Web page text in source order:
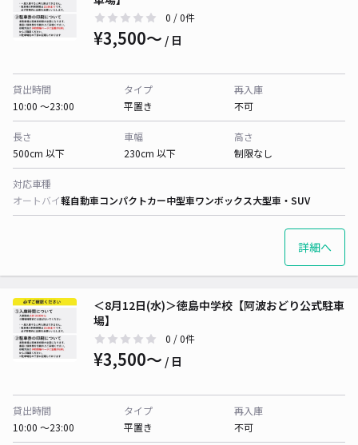
0 / 0件
¥3,500〜 / 日
貸出時間
10:00 〜23:00
タイプ
平置き
再入庫
不可
長さ
500cm 以下
車幅
230cm 以下
高さ
制限なし
対応車種
オートバイ軽自動車コンパクトカー中型車ワンボックス大型車・SUV
詳細へ
＜8月12日(水)＞徳島中学校【阿波おどり公式駐車
場】
0 / 0件
¥3,500〜 / 日
貸出時間
10:00 〜23:00
タイプ
平置き
再入庫
不可